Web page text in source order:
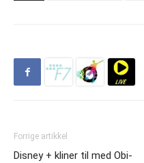
Forrige artikkel
Disney + kliner til med Obi-